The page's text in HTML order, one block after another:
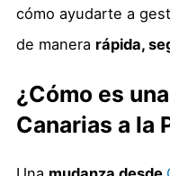
cómo ayudarte a
de manera rápida,
¿Cómo es
Canarias a la